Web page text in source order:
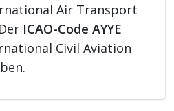
Air Transport
ICAO-Code AYYE
Civil Aviation